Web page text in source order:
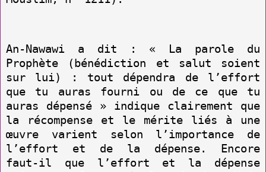
An-Nawawi a dit : « La parole du
Prophète (bénédiction et salut soient
sur lui) : tout dépendra de l’effort
que tu auras fourni ou de ce que tu
auras dépensé » indique clairement que
la récompense et le mérite liés à une
œuvre varient selon l’importance de
l’effort et de la dépense. Encore
faut-il que l’effort et la dépense